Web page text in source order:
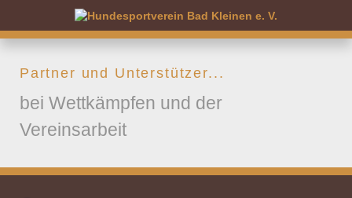
Partner und Unterstützer...
bei Wettkämpfen und der
Vereinsarbeit